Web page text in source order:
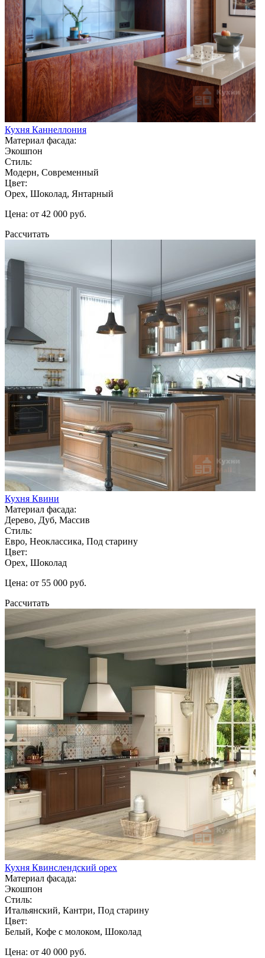
Кухня Каннеллония
Материал фасада:
Экошпон
Стиль:
Модерн, Современный
Цвет:
Орех, Шоколад, Янтарный
Цена: от 42 000 руб.
Рассчитать
Кухня Квини
Материал фасада:
Дерево, Дуб, Массив
Стиль:
Евро, Неоклассика, Под старину
Цвет:
Орех, Шоколад
Цена: от 55 000 руб.
Рассчитать
Кухня Квинслендский орех
Материал фасада:
Экошпон
Стиль:
Итальянский, Кантри, Под старину
Цвет:
Белый, Кофе с молоком, Шоколад
Цена: от 40 000 руб.